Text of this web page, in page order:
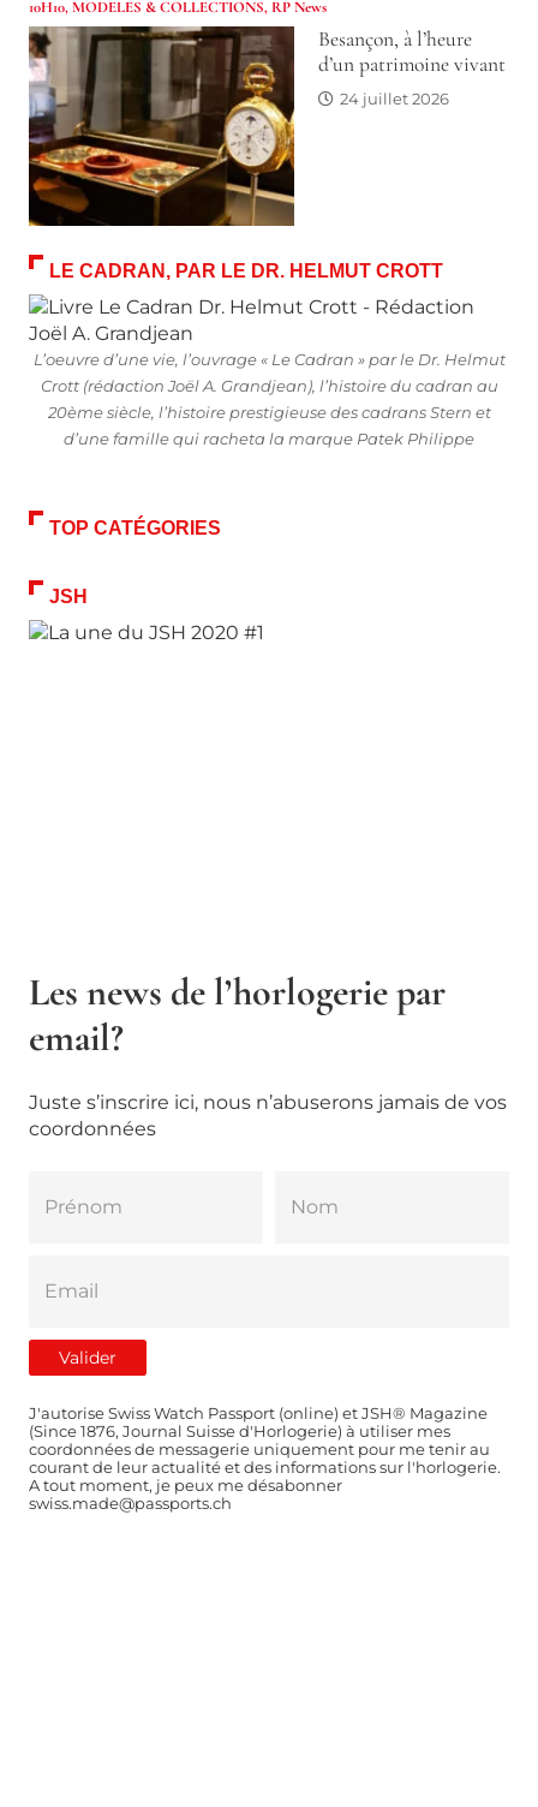
10H10,MODELES & COLLECTIONS, RP News
Besançon, à l’heure
d’un patrimoine vivant
24 juillet 2026
LE CADRAN, PAR LE DR. HELMUT CROTT
L’oeuvre d’une vie, l’ouvrage « Le Cadran » par le Dr. Helmut
Crott (rédaction Joël A. Grandjean), l’histoire du cadran au
20ème siècle, l’histoire prestigieuse des cadrans Stern et
d’une famille qui racheta la marque Patek Philippe
TOP CATÉGORIES
JSH
Les news de l’horlogerie par
email?
Juste s’inscrire ici, nous n’abuserons jamais de vos
coordonnées
J'autorise Swiss Watch Passport (online) et JSH® Magazine
(Since 1876, Journal Suisse d'Horlogerie) à utiliser mes
coordonnées de messagerie uniquement pour me tenir au
courant de leur actualité et des informations sur l'horlogerie.
A tout moment, je peux me désabonner
swiss.made@passports.ch